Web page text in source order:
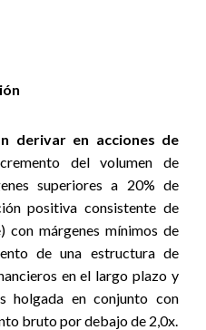
derivar en acciones de
del volumen de
superiores a 20% de
positiva consistente de
con márgenes mínimos de
de una estructura de
en el largo plazo y
holgada en conjunto con
bruto por debajo de 2,0x.